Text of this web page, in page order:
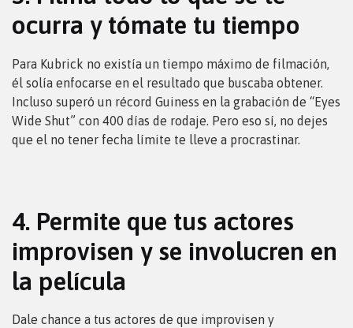
ocurra y tómate tu tiempo
Para Kubrick no existía un tiempo máximo de filmación,
él solía enfocarse en el resultado que buscaba obtener.
Incluso superó un récord Guiness en la grabación de “Eyes
Wide Shut” con 400 días de rodaje. Pero eso sí, no dejes
que el no tener fecha límite te lleve a procrastinar.
4. Permite que tus actores
improvisen y se involucren en
la película
Dale chance a tus actores de que improvisen y